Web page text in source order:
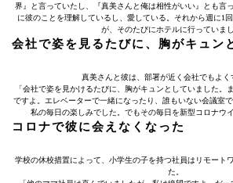
界』と言っていたし、『真美さんと俺は相性がいい』とも言
に彼のことを理解しているし、愛している。それから週に1
が、そのたびにホテルに行っていまし
会社で姿を見るたびに、胸がキュン
真美さんと彼は、部署が近く会社でもよく
「会社で姿を見かけるたびに、胸がキュンとしていました。
ですよ。エレベーターで一緒になったり、誰もいない会議室
私の毎日の楽しみでした。でもその毎日を新型コロナウ
コロナで彼に会えなくなった
学校の休校措置によって、小学生の子を持つ社員はリモート
た。